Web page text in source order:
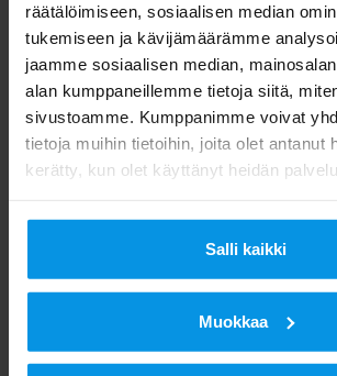
räätälöimiseen, sosiaalisen median
tukemiseen ja kävijämäärämme
jaamme sosiaalisen median,
alan kumppaneillemme tietoja siitä,
sivustoamme. Kumppanimme voivat
tietoja muihin tietoihin, joita olet antanut
kerätty, kun olet käyttänyt heidän
Salli kaikki
Muokkaa